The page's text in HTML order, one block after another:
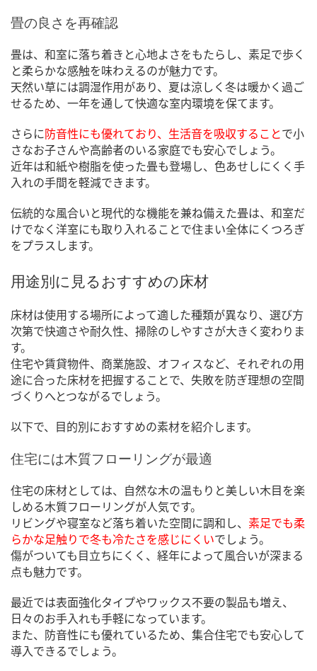
畳の良さを再確認
畳は、和室に落ち着きと心地よさをもたらし、素足で歩く
と柔らかな感触を味わえるのが魅力です。
天然い草には調湿作用があり、夏は涼しく冬は暖かく過ご
せるため、一年を通して快適な室内環境を保てます。
さらに防音性にも優れており、生活音を吸収することで小
さなお子さんや高齢者のいる家庭でも安心でしょう。
近年は和紙や樹脂を使った畳も登場し、色あせしにくく手
入れの手間を軽減できます。
伝統的な風合いと現代的な機能を兼ね備えた畳は、和室だ
けでなく洋室にも取り入れることで住まい全体にくつろぎ
をプラスします。
用途別に見るおすすめの床材
床材は使用する場所によって適した種類が異なり、選び方
次第で快適さや耐久性、掃除のしやすさが大きく変わりま
す。
住宅や賃貸物件、商業施設、オフィスなど、それぞれの用
途に合った床材を把握することで、失敗を防ぎ理想の空間
づくりへとつながるでしょう。
以下で、目的別におすすめの素材を紹介します。
住宅には木質フローリングが最適
住宅の床材としては、自然な木の温もりと美しい木目を楽
しめる木質フローリングが人気です。
リビングや寝室など落ち着いた空間に調和し、 素足でも柔
らかな足触りで冬も冷たさを感じにくいでしょう。
傷がついても目立ちにくく、経年によって風合いが深まる
点も魅力です。
最近では表面強化タイプやワックス不要の製品も増え、
日々のお手入れも手軽になっています。
また、防音性にも優れているため、集合住宅でも安心して
導入できるでしょう。